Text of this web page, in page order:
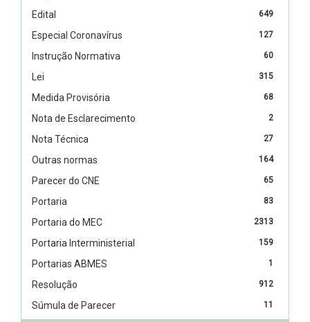
649
Edital
127
Especial Coronavírus
60
Instrução Normativa
315
Lei
68
Medida Provisória
2
Nota de Esclarecimento
27
Nota Técnica
164
Outras normas
65
Parecer do CNE
83
Portaria
2313
Portaria do MEC
159
Portaria Interministerial
1
Portarias ABMES
912
Resolução
11
Súmula de Parecer